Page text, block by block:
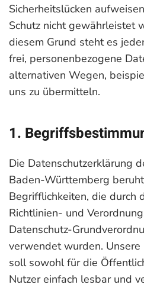
Sicherheitslücken
Schutz nicht gewährleistet
diesem Grund steht es
frei, personenbezogene
alternativen Wegen,
uns zu übermitteln.
1.
Die Datenschutzerklärung
Baden-Württemberg
Begrifflichkeiten, die durch
Richtlinien- und
Datenschutz-
verwendet wurden. Unsere
soll sowohl für die
Nutzer einfach lesbar und